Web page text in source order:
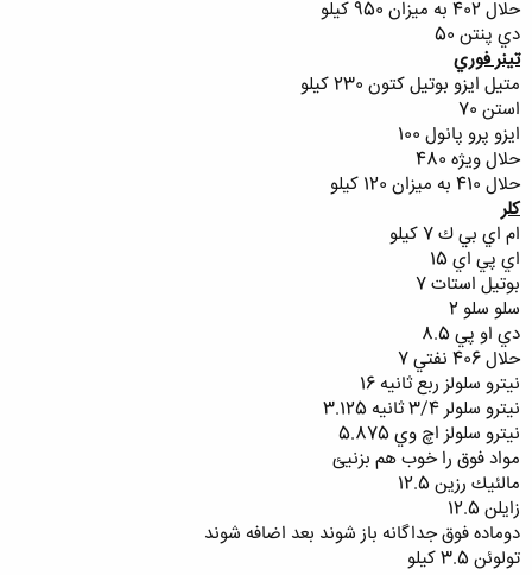
حلال 402 به ميزان 950 كيلو
دي پنتن 50
تينر فوري
متيل ايزو بوتيل كتون 230 كيلو
استن 70
ايزو پرو پانول 100
حلال ويژه 480
حلال 410 به ميزان 120 كيلو
كلر
ام اي بي ك 7 كيلو
اي پي اي 15
بوتيل استات 7
سلو سلو 2
دي او پي 8.5
حلال 406 نفتي 7
نيترو سلولز ربع ثانيه 16
نيترو سلولر 3/4 ثانيه 3.125
نيترو سلولز اچ وي 5.875
مواد فوق را خوب هم بزنيئ
مالئيك رزين 12.5
زايلن 12.5
دوماده فوق جداگانه باز شوند بعد اضافه شوند
تولوئن 3.5 كيلو